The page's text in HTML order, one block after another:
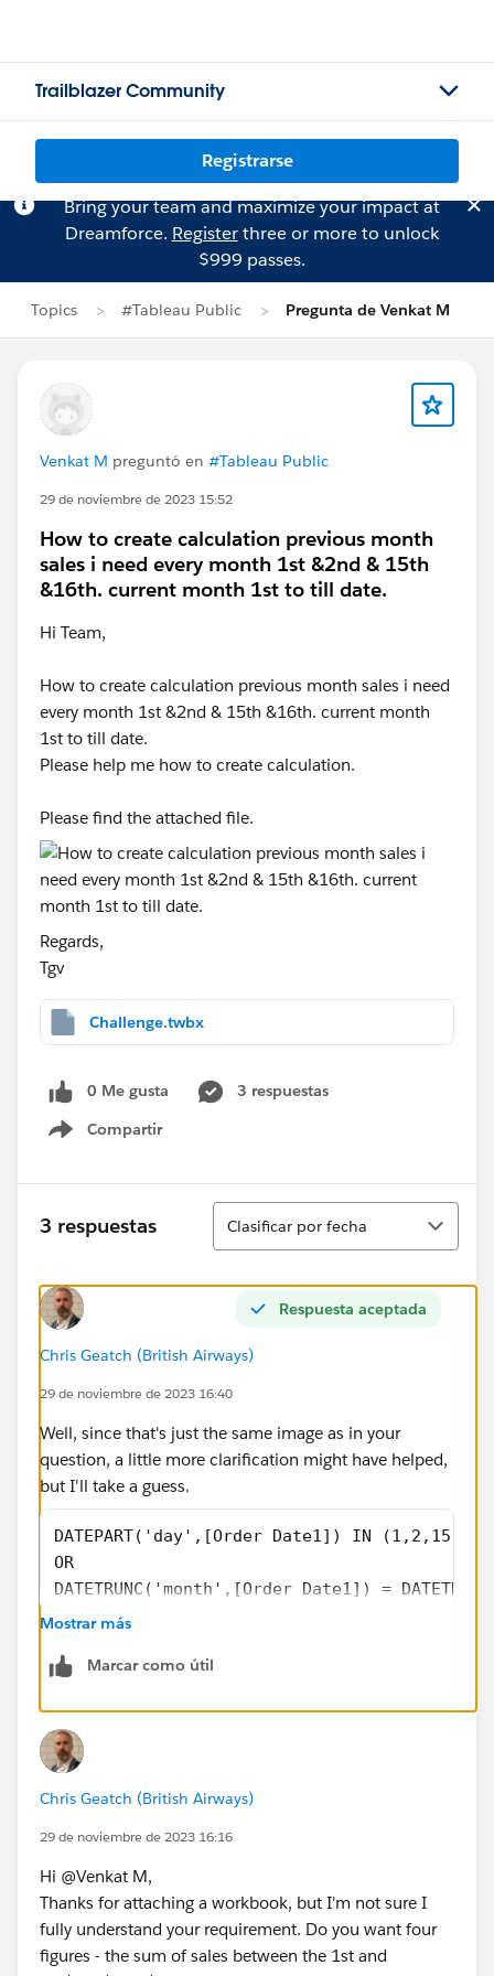
Trailblazer Community
Registrarse
Bring your team and maximize your impact at
Dreamforce. Registerthree or more to unlock
$999 passes.
Topics #Tableau Public Pregunta de Venkat M
Venkat M preguntó en #Tableau Public
29 de noviembre de 2023 15:52
How to create calculation previous month
sales i need every month 1st &2nd & 15th
&16th. current month 1st to till date.
Hi Team,
How to create calculation previous month sales i need
every month 1st &2nd & 15th &16th. current month
1st to till date.
Please help me how to create calculation.
Please find the attached file.
Regards,
Tgv
Challenge.twbx
0 Me gusta
3 respuestas
Compartir
Show menu
3 respuestas
Ordenar
Clasificar por fecha
Respuesta aceptada
Chris Geatch (British Airways)
29 de noviembre de 2023 16:40
Well, since that's just the same image as in your
question, a little more clarification might have helped,
but I'll take a guess.
DATEPART('day',[Order Date1]) IN (1,2,15,16)
OR
DATETRUNC('month',[Order Date1]) =
Mostrar más
Marcar como útil
Chris Geatch (British Airways)
29 de noviembre de 2023 16:16
Hi @Venkat M​,
Thanks for attaching a workbook, but I'm not sure I
fully understand your requirement. Do you want four
figures - the sum of sales between the 1st and